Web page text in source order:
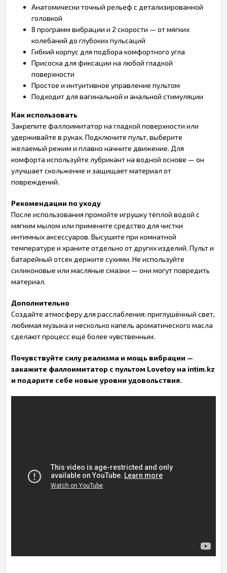
Анатомически точный рельеф с детализированной
головкой
8 программ вибрации и 2 скорости — от мягких
колебаний до глубоких пульсаций
Гибкий корпус для подбора комфортного угла
Присоска для фиксации на любой гладкой
поверхности
Простое и интуитивное управление пультом
Подходит для вагинальной и анальной стимуляции
Как использовать
Закрепите фаллоимитатор на гладкой поверхности или
удерживайте в руках. Подключите пульт, выберите
желаемый режим и плавно начните движение. Для
комфорта используйте лубрикант на водной основе — он
улучшает скольжение и защищает материал от
повреждений.
Рекомендации по уходу
После использования промойте игрушку тёплой водой с
мягким мылом или примените средство для чистки
интимных аксессуаров. Высушите при комнатной
температуре и храните отдельно от других изделий. Пульт и
батарейный отсек держите сухими. Не используйте
силиконовые или масляные смазки — они могут повредить
материал.
Дополнительно
Создайте атмосферу для расслабления: приглушённый свет,
любимая музыка и несколько капель ароматического масла
сделают процесс ещё более чувственным.
Почувствуйте силу реализма и мощь вибрации —
закажите фаллоимитатор с пультом Lovetoy на intim.kz
и подарите себе новые уровни удовольствия.